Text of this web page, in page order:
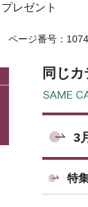
レゼント
ページ番号：
同じ
3
特